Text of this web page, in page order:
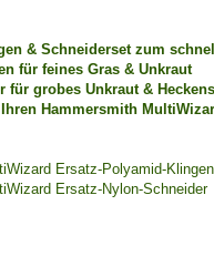
& Schneiderset zum
für feines Gras & Unkraut
grobes Unkraut &
Hammersmith
Ersatz-Polyamid-Klingen
Ersatz-Nylon-Schneider